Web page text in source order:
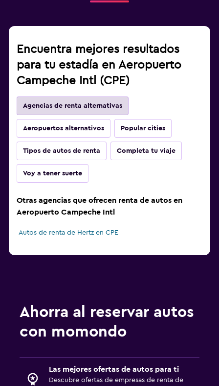
Encuentra mejores resultados
para tu estadía en Aeropuerto
Campeche Intl (CPE)
Agencias de renta alternativas
Aeropuertos alternativos Popular cities
Tipos de autos de renta Completa tu viaje
Voy a tener suerte
Otras agencias que ofrecen renta de autos en
Aeropuerto Campeche Intl
Autos de renta de Hertz en CPE
Ahorra al reservar autos
con momondo
Las mejores ofertas de autos para ti
Descubre ofertas de empresas de renta de